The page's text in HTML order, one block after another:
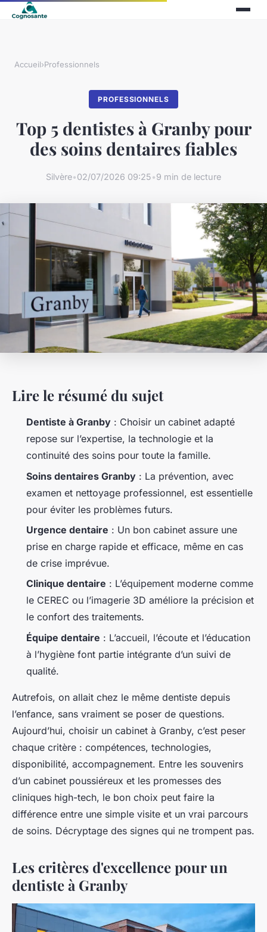
Accueil›Professionnels
PROFESSIONNELS
Top 5 dentistes à Granby pour
des soins dentaires fiables
Silvère•02/07/2026 09:25•9 min de lecture
Lire le résumé du sujet
Dentiste à Granby : Choisir un cabinet adapté
repose sur l’expertise, la technologie et la
continuité des soins pour toute la famille.
Soins dentaires Granby : La prévention, avec
examen et nettoyage professionnel, est essentielle
pour éviter les problèmes futurs.
Urgence dentaire : Un bon cabinet assure une
prise en charge rapide et efficace, même en cas
de crise imprévue.
Clinique dentaire : L’équipement moderne comme
le CEREC ou l’imagerie 3D améliore la précision et
le confort des traitements.
Équipe dentaire : L’accueil, l’écoute et l’éducation
à l’hygiène font partie intégrante d’un suivi de
qualité.
Autrefois, on allait chez le même dentiste depuis
l’enfance, sans vraiment se poser de questions.
Aujourd’hui, choisir un cabinet à Granby, c’est peser
chaque critère : compétences, technologies,
disponibilité, accompagnement. Entre les souvenirs
d’un cabinet poussiéreux et les promesses des
cliniques high-tech, le bon choix peut faire la
différence entre une simple visite et un vrai parcours
de soins. Décryptage des signes qui ne trompent pas.
Les critères d'excellence pour un
dentiste à Granby